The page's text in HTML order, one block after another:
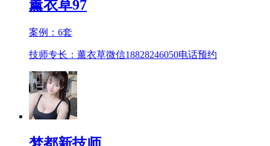
薰衣草97
案例： 6套
技师专长：薰衣草微信18828246050电话预约